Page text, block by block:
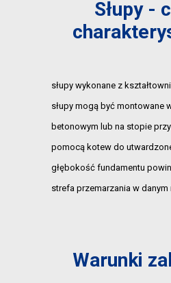
Słupy -
słupy wykonane z
słupy mogą być montowane
betonowym lub na stopie
pomocą kotew do
głębokość fundamentu
strefa przemarzania w danym
Warunki